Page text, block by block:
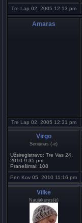
Tre Lap 02, 2005 12:13 pm
Amaras
Tre Lap 02, 2005 12:31 pm
Virgo
Seniūnas (-ė)
Užsiregistravo: Tre Vas 24,
2010 9:35 pm
Pranešimai: 108
Pen Kov 05, 2010 11:16 pm
Vilke
Naujakurys(ė)